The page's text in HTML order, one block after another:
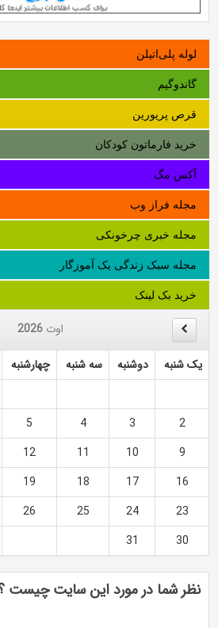
لوله‌ پلی‌اتیلن
گاندوگیم
قرص پریورین
خرید فارماتون کودکان
آکس مگ
مجله فراز وب
مجله خبری چرخونکی
مجله سبک زندگی یک آموزگار
خرید بک لینک
اوت 2026
یک شنبه دوشنبه سه شنبه چهارشنبه
2
3
4
5
9
10
11
12
16
17
18
19
23
24
25
26
30
31
نظر شما در مورد این سایت چیست ؟